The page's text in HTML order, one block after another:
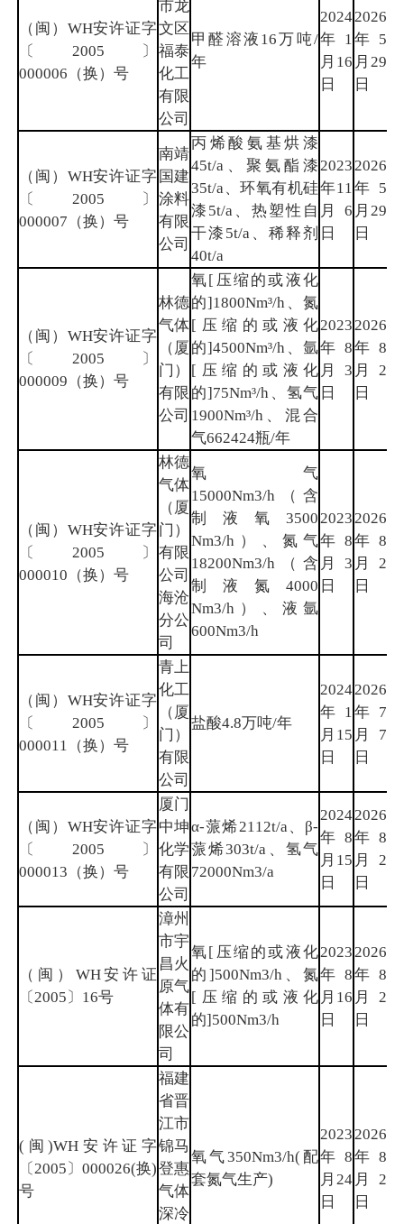
（闽）WH安许证字
〔2005〕
000006（换）号
市龙
文区
福泰
化工
有限
公司
甲醛溶液16万吨/
年
2024
年1
月16
日
2026
年5
月29
日
（闽）WH安许证字
〔2005〕
000007（换）号
南靖
国建
涂料
有限
公司
丙烯酸氨基烘漆
45t/a、聚氨酯漆
35t/a、环氧有机硅
漆5t/a、热塑性自
干漆5t/a、稀释剂
40t/a
2023
年11
月6
日
2026
年5
月29
日
（闽）WH安许证字
〔2005〕
000009（换）号
林德
气体
（厦
门）
有限
公司
氧[压缩的或液化
的]1800Nm³/h、氮
[压缩的或液化
的]4500Nm³/h、氩
[压缩的或液化
的]75Nm³/h、氢气
1900Nm³/h、混合
气662424瓶/年
2023
年8
月3
日
2026
年8
月2
日
（闽）WH安许证字
〔2005〕
000010（换）号
林德
气体
（厦
门）
有限
公司
海沧
分公
司
氧气
15000Nm3/h（含
制液氧3500
Nm3/h）、氮气
18200Nm3/h（含
制液氮4000
Nm3/h）、液氩
600Nm3/h
2023
年8
月3
日
2026
年8
月2
日
（闽）WH安许证字
〔2005〕
000011（换）号
青上
化工
（厦
门）
有限
公司
盐酸4.8万吨/年
2024
年1
月15
日
2026
年7
月7
日
（闽）WH安许证字
〔2005〕
000013（换）号
厦门
中坤
化学
有限
公司
α-蒎烯2112t/a、β-
蒎烯303t/a、氢气
72000Nm3/a
2024
年8
月15
日
2026
年8
月2
日
（闽）WH安许证
〔2005〕16号
漳州
市宇
昌火
原气
体有
限公
司
氧[压缩的或液化
的]500Nm3/h、氮
[压缩的或液化
的]500Nm3/h
2023
年8
月16
日
2026
年8
月2
日
(闽)WH安许证字
〔2005〕000026(换)
号
福建
省晋
江市
锦马
登惠
气体
深冷
氧气350Nm3/h(配
套氮气生产)
2023
年8
月24
日
2026
年8
月2
日